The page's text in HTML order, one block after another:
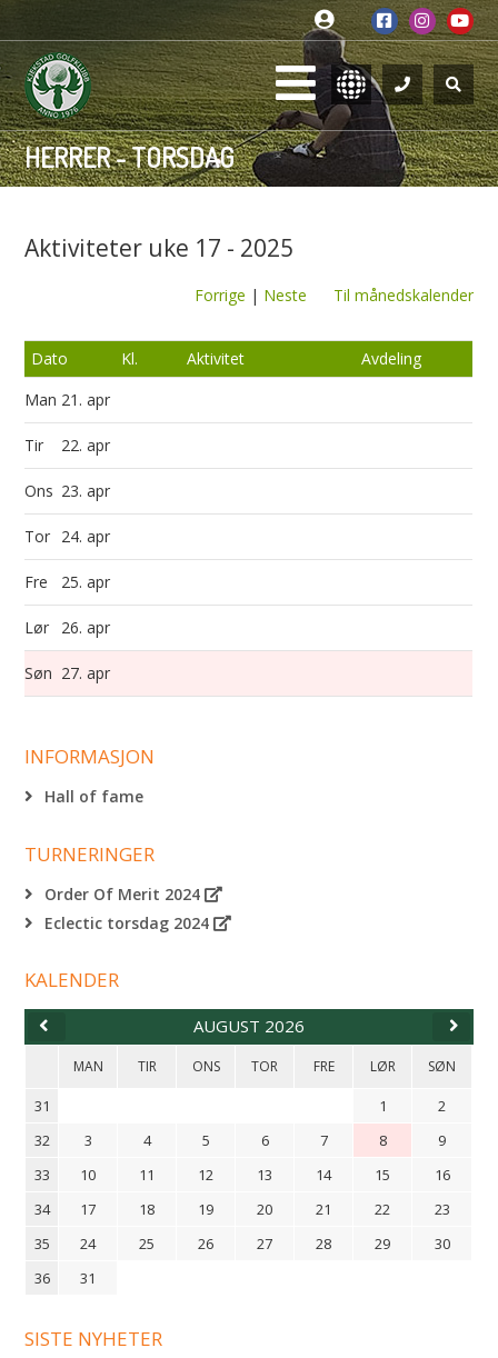
HERRER - TORSDAG
Aktiviteter uke 17 - 2025
Forrige | Neste Til månedskalender
Dato Kl. Aktivitet
Avdeling
Man 21. apr
Tir 22. apr
Ons 23. apr
Tor 24. apr
Fre 25. apr
Lør 26. apr
Søn 27. apr
INFORMASJON
Hall of fame
TURNERINGER
Order Of Merit 2024
Eclectic torsdag 2024
KALENDER
AUGUST 2026
MAN TIR ONS TOR FRE LØR SØN
31 1
2
32
3 4 5 6 7 8
9
33
10 11 12 13 14 15
16
34
17 18 19 20 21 22
23
35
24 25 26 27 28 29
30
36
31
SISTE NYHETER